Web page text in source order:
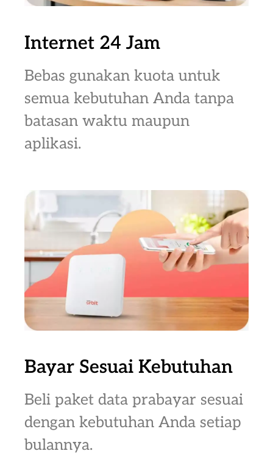
Internet 24 Jam
Bebas gunakan kuota untuk
semua kebutuhan Anda tanpa
batasan waktu maupun
aplikasi.
Bayar Sesuai Kebutuhan
Beli paket data prabayar sesuai
dengan kebutuhan Anda setiap
bulannya.